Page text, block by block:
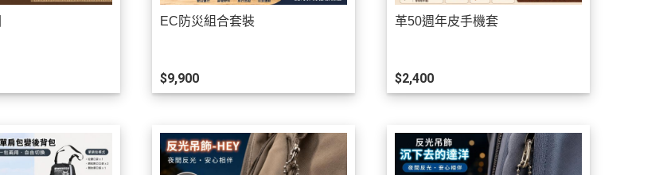
EC防災組合套裝
$9,900
革50週年皮手機套
$2,400